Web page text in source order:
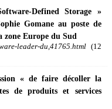
Defined Storage »
Gomane au poste de
zone Europe du Sud
leader-du,41765.html (12
« de faire décoller la
de produits et services